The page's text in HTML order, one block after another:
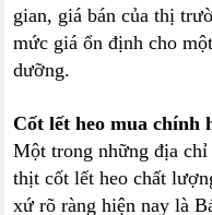
gian, giá bán của thị
mức giá ổn định cho
dưỡng.
Cốt lết heo mua chính
Một trong những địa
thịt cốt lết heo chất
xứ rõ ràng hiện nay là